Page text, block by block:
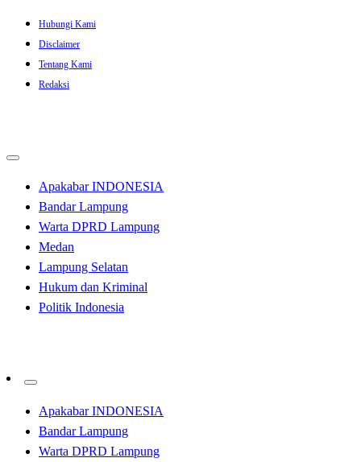
Skip
content
Hubungi Kami
Disclaimer
Tentang Kami
Redaksi
Apakabar INDONESIA
Bandar Lampung
Warta DPRD Lampung
Medan
Lampung Selatan
Hukum dan Kriminal
Politik Indonesia
Apakabar INDONESIA
Bandar Lampung
Warta DPRD Lampung